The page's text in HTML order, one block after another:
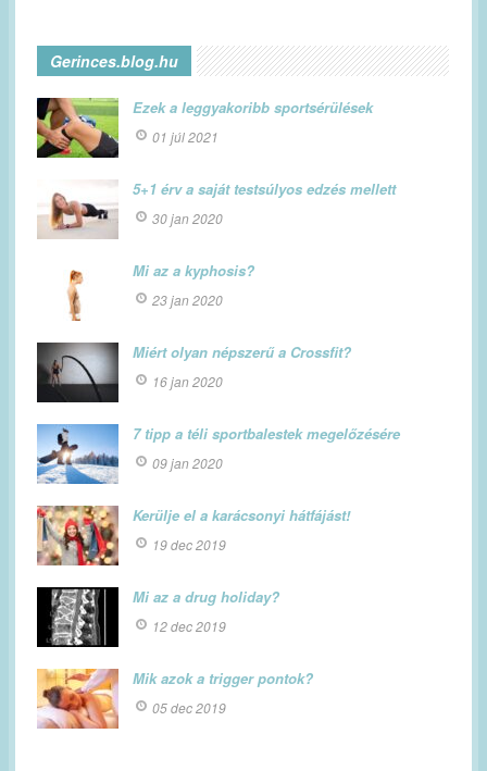
Gerinces.blog.hu
Ezek a leggyakoribb sportsérülések
01 júl 2021
5+1 érv a saját testsúlyos edzés mellett
30 jan 2020
Mi az a kyphosis?
23 jan 2020
Miért olyan népszerű a Crossfit?
16 jan 2020
7 tipp a téli sportbalestek megelőzésére
09 jan 2020
Kerülje el a karácsonyi hátfájást!
19 dec 2019
Mi az a drug holiday?
12 dec 2019
Mik azok a trigger pontok?
05 dec 2019